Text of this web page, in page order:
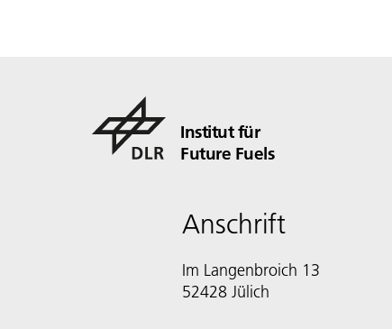
Institut für
Future Fuels
Anschrift
Im Langenbroich 13
52428 Jülich